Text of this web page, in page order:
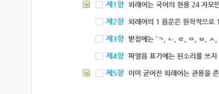
북 제1항 외래어는 국어의 현용 24 자모
제2항 외래어의 1 음운은 원칙적으로
제3항 받침에는 ‘ㄱ, ㄴ, ㄹ, ㅁ, ㅂ, ㅅ,
제4항 파열음 표기에는 된소리를 쓰
북 제5항 이미 굳어진 외래어는 관용을